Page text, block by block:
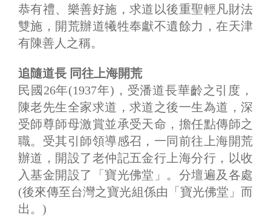
恭有禮、樂善好施，求道以後重聖輕凡財法
雙施，開荒辦道犧牲奉獻不遺餘力，在天津
有陳善人之稱。
追隨道長 同往上海開荒
民國26年(1937年)，受潘道長華齡之引度，
陳老先生全家求道，求道之後一生為道，深
受師尊師母激賞並承受天命，擔任點傳師之
職。受其引師領導感召，一同前往上海開荒
辦道，開設了老仲記五金行上海分行，以收
入基金開設了「寶光佛堂」。分壇遍及各處
(後來傳至台灣之寶光組係由「寶光佛堂」而
出。)